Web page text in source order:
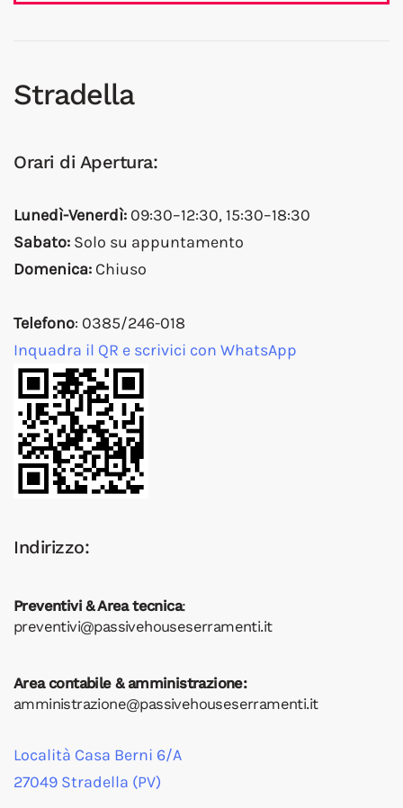
Stradella
Orari di Apertura:
Lunedì-Venerdì: 09:30–12:30, 15:30–18:30
Sabato: Solo su appuntamento
Domenica: Chiuso
Telefono: 0385/246-018
Inquadra il QR e scrivici con WhatsApp
Indirizzo:
Preventivi & Area tecnica:
preventivi@passivehouseserramenti.it
Area contabile & amministrazione:
amministrazione@passivehouseserramenti.it
Località Casa Berni 6/A
27049 Stradella (PV)